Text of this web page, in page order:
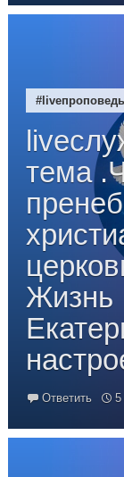
#liveпроповедь
тема
Жизнь
Ответить 5